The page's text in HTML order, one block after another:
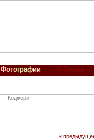
Фотографии О Грузии
Коджори
«